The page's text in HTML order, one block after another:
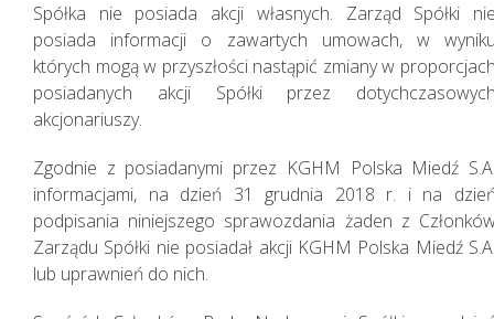
Spółka nie posiada akcji własnych. Zarząd Spółki
posiada informacji o zawartych umowach, w
których mogą w przyszłości nastąpić zmiany w
posiadanych akcji Spółki przez
akcjonariuszy.
Zgodnie z posiadanymi przez KGHM Polska Miedź
informacjami, na dzień 31 grudnia 2018 r. i na
podpisania niniejszego sprawozdania żaden z
Zarządu Spółki nie posiadał akcji KGHM Polska Miedź
lub uprawnień do nich.